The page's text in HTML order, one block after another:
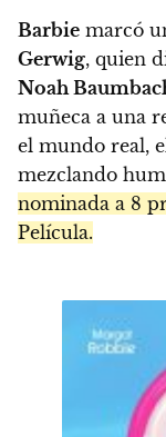
Barbie marcó
Gerwig, quien
Noah
muñeca a una
el mundo real,
mezclando
nominada a 8
Película.